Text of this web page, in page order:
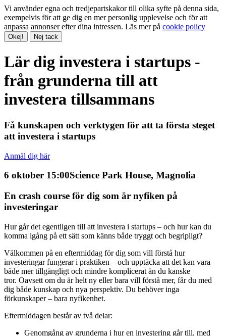
Vi använder egna och tredjepartskakor till olika syfte på denna sida,
exempelvis för att ge dig en mer personlig upplevelse och för att
anpassa annonser efter dina intressen. Läs mer på cookie policy
Okej! Nej tack
Lär dig investera i startups -
från grunderna till att
investera tillsammans
Få kunskapen och verktygen för att ta första steget
att investera i startups
Anmäl dig här
6 oktober 15:00Science Park House, Magnolia
En crash course för dig som är nyfiken på
investeringar
Hur går det egentligen till att investera i startups – och hur kan du
komma igång på ett sätt som känns både tryggt och begripligt?
Välkommen på en eftermiddag för dig som vill förstå hur
investeringar fungerar i praktiken – och upptäcka att det kan vara
både mer tillgängligt och mindre komplicerat än du kanske
tror. Oavsett om du är helt ny eller bara vill förstå mer, får du med
dig både kunskap och nya perspektiv. Du behöver inga
förkunskaper – bara nyfikenhet.
Eftermiddagen består av två delar:
Genomgång av grunderna i hur en investering går till, med